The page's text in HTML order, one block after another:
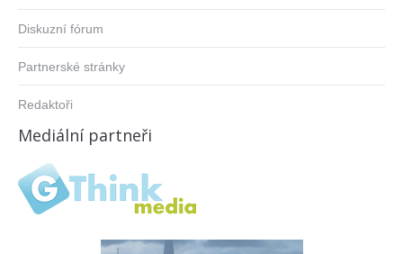
Diskuzní fórum
Partnerské stránky
Redaktoři
Mediální partneři